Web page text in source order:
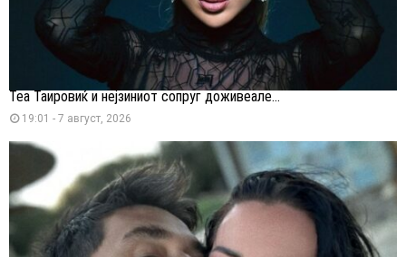
Теа Таировиќ и нејзиниот сопруг доживеале...
19:01 - 7 август, 2026